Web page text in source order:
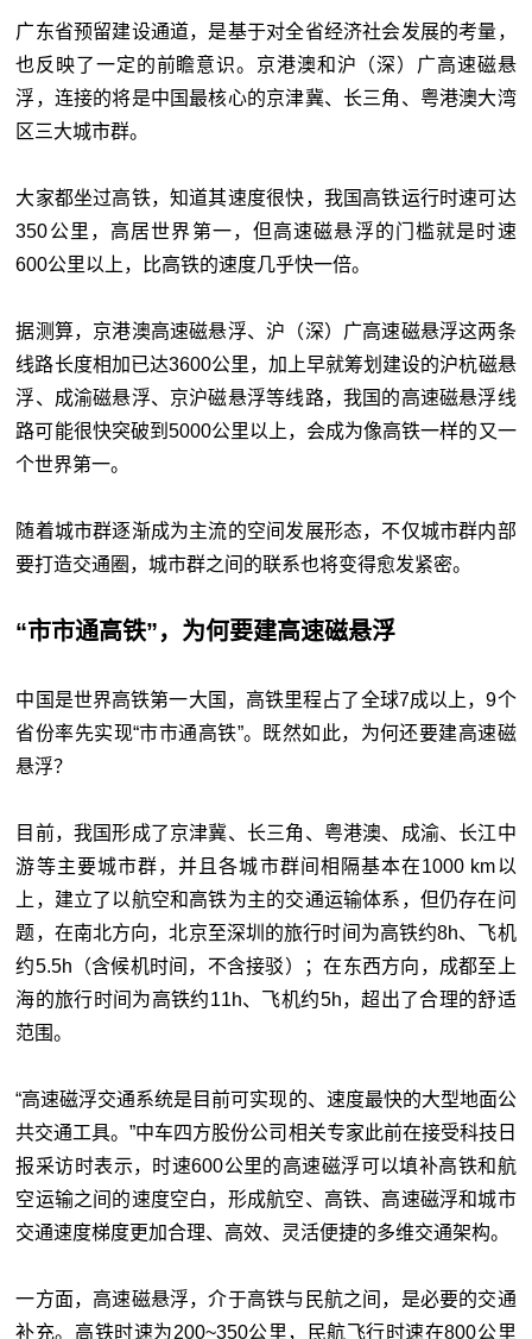
广东省预留建设通道，是基于对全省经济社会发展的考量，
也反映了一定的前瞻意识。京港澳和沪（深）广高速磁悬
浮，连接的将是中国最核心的京津冀、长三角、粤港澳大湾
区三大城市群。
大家都坐过高铁，知道其速度很快，我国高铁运行时速可达
350公里，高居世界第一，但高速磁悬浮的门槛就是时速
600公里以上，比高铁的速度几乎快一倍。
据测算，京港澳高速磁悬浮、沪（深）广高速磁悬浮这两条
线路长度相加已达3600公里，加上早就筹划建设的沪杭磁悬
浮、成渝磁悬浮、京沪磁悬浮等线路，我国的高速磁悬浮线
路可能很快突破到5000公里以上，会成为像高铁一样的又一
个世界第一。
随着城市群逐渐成为主流的空间发展形态，不仅城市群内部
要打造交通圈，城市群之间的联系也将变得愈发紧密。
“市市通高铁”，为何要建高速磁悬浮
中国是世界高铁第一大国，高铁里程占了全球7成以上，9个
省份率先实现“市市通高铁”。既然如此，为何还要建高速磁
悬浮？
目前，我国形成了京津冀、长三角、粤港澳、成渝、长江中
游等主要城市群，并且各城市群间相隔基本在1000 km以
上，建立了以航空和高铁为主的交通运输体系，但仍存在问
题，在南北方向，北京至深圳的旅行时间为高铁约8h、飞机
约5.5h（含候机时间，不含接驳）；在东西方向，成都至上
海的旅行时间为高铁约11h、飞机约5h，超出了合理的舒适
范围。
“高速磁浮交通系统是目前可实现的、速度最快的大型地面公
共交通工具。”中车四方股份公司相关专家此前在接受科技日
报采访时表示，时速600公里的高速磁浮可以填补高铁和航
空运输之间的速度空白，形成航空、高铁、高速磁浮和城市
交通速度梯度更加合理、高效、灵活便捷的多维交通架构。
一方面，高速磁悬浮，介于高铁与民航之间，是必要的交通
补充。高铁时速为200~350公里，民航飞行时速在800公里